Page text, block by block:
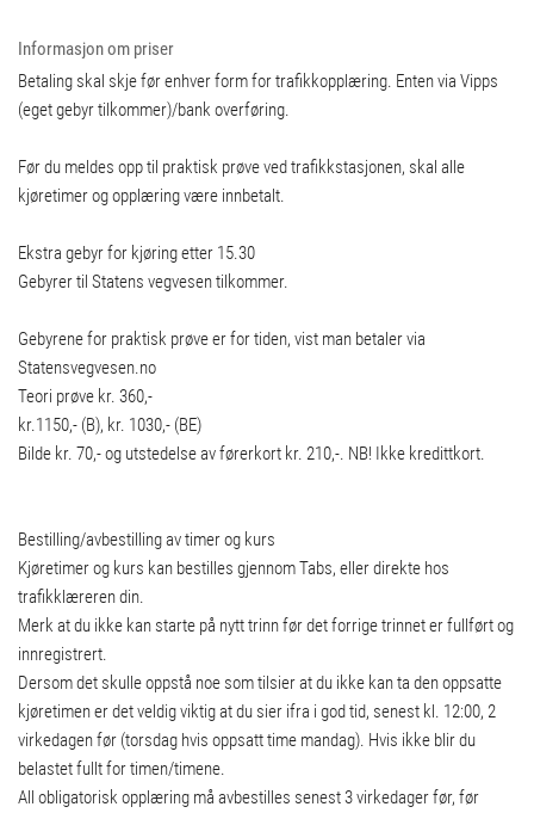
Informasjon om priser
Betaling skal skje før enhver form for trafikkopplæring. Enten via Vipps
(eget gebyr tilkommer)/bank overføring.
Før du meldes opp til praktisk prøve ved trafikkstasjonen, skal alle
kjøretimer og opplæring være innbetalt.
Ekstra gebyr for kjøring etter 15.30
Gebyrer til Statens vegvesen tilkommer.
Gebyrene for praktisk prøve er for tiden, vist man betaler via
Statensvegvesen.no
Teori prøve kr. 360,-
kr.1150,- (B), kr. 1030,- (BE)
Bilde kr. 70,- og utstedelse av førerkort kr. 210,-. NB! Ikke kredittkort.
Bestilling/avbestilling av timer og kurs
Kjøretimer og kurs kan bestilles gjennom Tabs, eller direkte hos
trafikklæreren din.
Merk at du ikke kan starte på nytt trinn før det forrige trinnet er fullført og
innregistrert.
Dersom det skulle oppstå noe som tilsier at du ikke kan ta den oppsatte
kjøretimen er det veldig viktig at du sier ifra i god tid, senest kl. 12:00, 2
virkedagen før (torsdag hvis oppsatt time mandag). Hvis ikke blir du
belastet fullt for timen/timene.
All obligatorisk opplæring må avbestilles senest 3 virkedager før, før